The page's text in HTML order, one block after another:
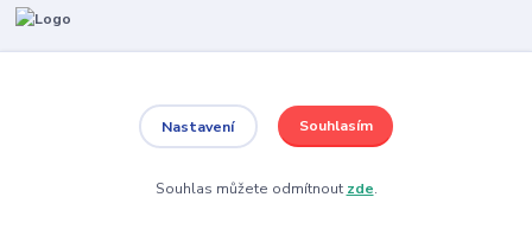
wokas.online@yahoo.cz
Nastavení Souhlasím
Souhlas můžete odmítnout zde.